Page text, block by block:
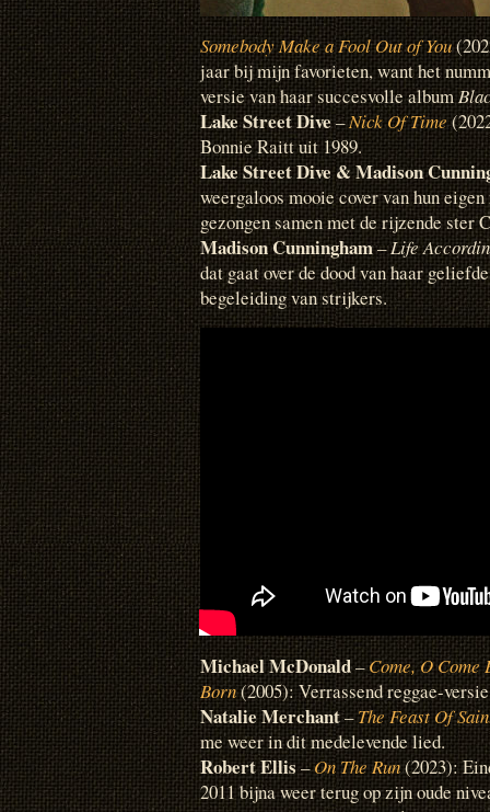
Somebody Make a Fool Out of You
jaar bij mijn favorieten, want het
versie van haar succesvolle album
Lake Street Dive–Nick Of Time
Bonnie Raitt uit 1989.
Lake Street Dive & Madison
weergaloos mooie cover van hun
gezongen samen met de rijzende ster
Madison Cunningham–Life
dat gaat over de dood van haar
begeleiding van strijkers.
Michael McDonald–Come, O Come
Born(2005): Verrassend reggae-
Natalie Merchant–The Feast Of
me weer in dit medelevende lied.
Robert Ellis–On The Run(2023):
2011 bijna weer terug op zijn oude